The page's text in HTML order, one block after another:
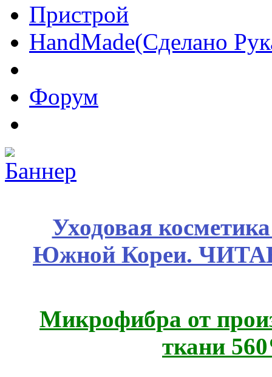
Пристрой
HandMade(Сделано
Форум
Уходовая
Южной Кореи.
Микрофибра от
ткани